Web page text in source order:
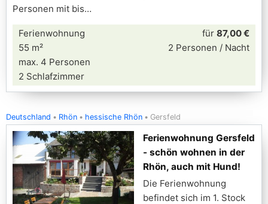
Personen mit bis
Ferienwohnung
55 m²
max. 4 Personen
2 Schlafzimmer
für 87,00 €
2 Personen / Nacht
Deutschland Rhön hessische Rhön Gersfeld
Ferienwohnung Gersfeld
- schön wohnen in der
Rhön, auch mit Hund!
Die Ferienwohnung
befindet sich im 1. Stock